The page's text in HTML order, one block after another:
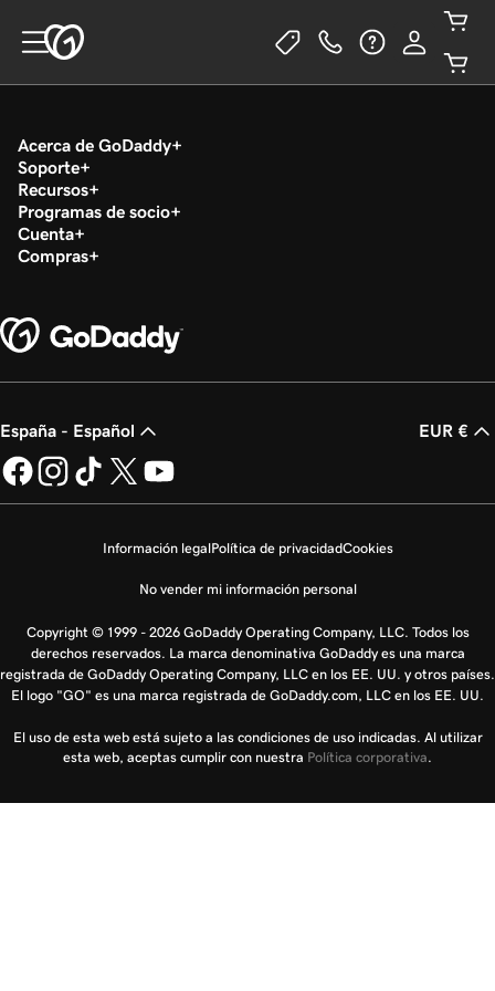
Acerca de GoDaddy
Soporte
Recursos
Programas de socio
Cuenta
Compras
España - Español EUR €
Información legalPolítica de privacidadCookies
No vender mi información personal
Copyright © 1999 - 2026 GoDaddy Operating Company, LLC. Todos los
derechos reservados. La marca denominativa GoDaddy es una marca
registrada de GoDaddy Operating Company, LLC en los EE. UU. y otros países.
El logo "GO" es una marca registrada de GoDaddy.com, LLC en los EE. UU.
El uso de esta web está sujeto a las condiciones de uso indicadas. Al utilizar
esta web, aceptas cumplir con nuestra Política corporativa.